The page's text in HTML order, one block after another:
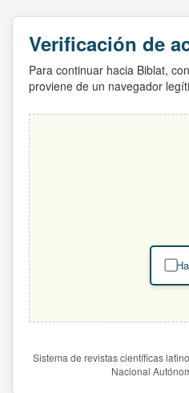
Verificación de
Para continuar hacia Biblat,
proviene de un navegador
Sistema de revistas científicas
Nacional